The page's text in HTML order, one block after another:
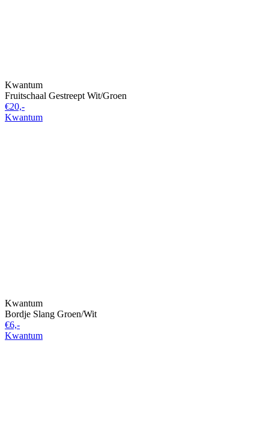
Kwantum
Fruitschaal Gestreept Wit/Groen
€20,-
Kwantum
Kwantum
Bordje Slang Groen/Wit
€6,-
Kwantum